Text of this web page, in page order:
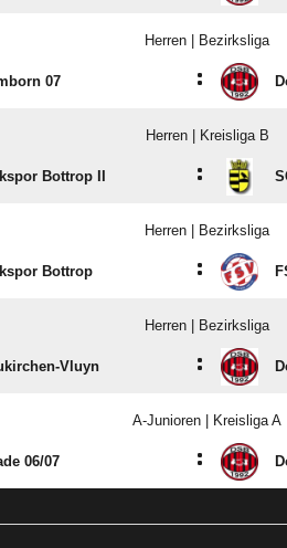
Herren | Bezirksliga
07 :
Herren | Kreisliga B
Bottrop II :
Herren | Bezirksliga
Bottrop :
Herren | Bezirksliga
Vluyn :
A-Junioren | Kreisliga A
06/​07 :